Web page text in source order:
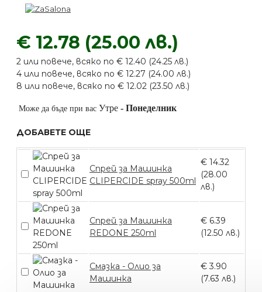
€ 12.78 (25.00 лв.)
2 или повече, всяко по € 12.40 (24.25 лв.)
4 или повече, всяко по € 12.27 (24.00 лв.)
8 или повече, всяко по € 12.02 (23.50 лв.)
Може да бъде при вас Утре - Понеделник
ДОБАВЕТЕ ОЩЕ
Спрей за Машинка
CLIPERCIDE spray 500ml
€ 14.32
(28.00
лв.)
Спрей за Машинка
REDONE 250ml
€ 6.39
(12.50 лв.)
Смазка - Олио за
Машинка
€ 3.90
(7.63 лв.)